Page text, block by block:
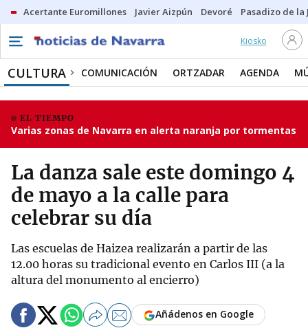
Acertante Euromillones Javier Aizpún Devoré Pasadizo de la
Kiosko
CULTURA COMUNICACIÓN ORTZADAR AGENDA
EL TIEMPO
Varias zonas de Navarra en alerta naranja por tormentas
La danza sale este domingo 4
de mayo a la calle para
celebrar su día
Las escuelas de Haizea realizarán a partir de las
12.00 horas su tradicional evento en Carlos III (a la
altura del monumento al encierro)
Añádenos en Google